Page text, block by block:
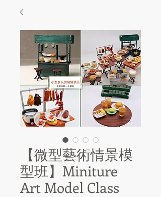
【微型藝術情景模
型班】Miniture
Art Model Class